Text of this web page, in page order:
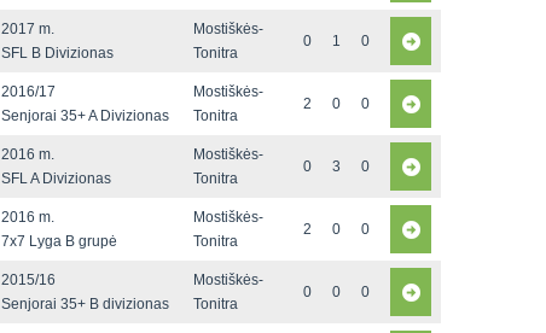
2017 m.
SFL B Divizionas
Mostiškės-
Tonitra
0 1 0
2016/17
Senjorai 35+ A Divizionas
Mostiškės-
Tonitra
2 0 0
2016 m.
SFL A Divizionas
Mostiškės-
Tonitra
0 3 0
2016 m.
7x7 Lyga B grupė
Mostiškės-
Tonitra
2 0 0
2015/16
Senjorai 35+ B divizionas
Mostiškės-
Tonitra
0 0 0